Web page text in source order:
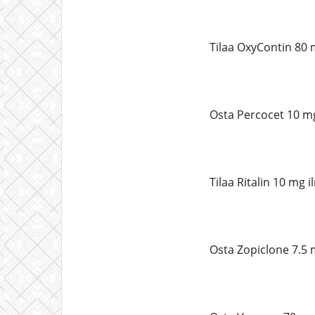
Tilaa OxyContin 80
Osta Percocet 10
Tilaa Ritalin 10 mg
Osta Zopiclone 7.5